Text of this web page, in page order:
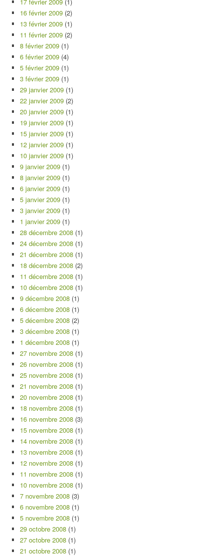
16 février 2009 (2)
13 février 2009 (1)
11 février 2009 (2)
8 février 2009 (1)
6 février 2009 (4)
5 février 2009 (1)
3 février 2009 (1)
29 janvier 2009 (1)
22 janvier 2009 (2)
20 janvier 2009 (1)
19 janvier 2009 (1)
15 janvier 2009 (1)
12 janvier 2009 (1)
10 janvier 2009 (1)
9 janvier 2009 (1)
8 janvier 2009 (1)
6 janvier 2009 (1)
5 janvier 2009 (1)
3 janvier 2009 (1)
1 janvier 2009 (1)
28 décembre 2008 (1)
24 décembre 2008 (1)
21 décembre 2008 (1)
18 décembre 2008 (2)
11 décembre 2008 (1)
10 décembre 2008 (1)
9 décembre 2008 (1)
6 décembre 2008 (1)
5 décembre 2008 (2)
3 décembre 2008 (1)
1 décembre 2008 (1)
27 novembre 2008 (1)
26 novembre 2008 (1)
25 novembre 2008 (1)
21 novembre 2008 (1)
20 novembre 2008 (1)
18 novembre 2008 (1)
16 novembre 2008 (3)
15 novembre 2008 (1)
14 novembre 2008 (1)
13 novembre 2008 (1)
12 novembre 2008 (1)
11 novembre 2008 (1)
10 novembre 2008 (1)
7 novembre 2008 (3)
6 novembre 2008 (1)
5 novembre 2008 (1)
29 octobre 2008 (1)
27 octobre 2008 (1)
21 octobre 2008 (1)